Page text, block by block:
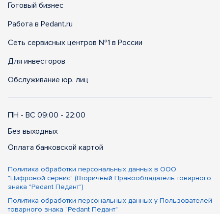
Готовый бизнес
Работа в Pedant.ru
Сеть сервисных центров №1 в России
Для инвесторов
Обслуживание юр. лиц
ПН - ВС 09:00 - 22:00
Без выходных
Оплата банковской картой
Политика обработки персональных данных в ООО
"Цифровой сервис" (Вторичный Правообладатель товарного
знака "Pedant Педант")
Политика обработки персональных данных у Пользователей
товарного знака "Pedant Педант"